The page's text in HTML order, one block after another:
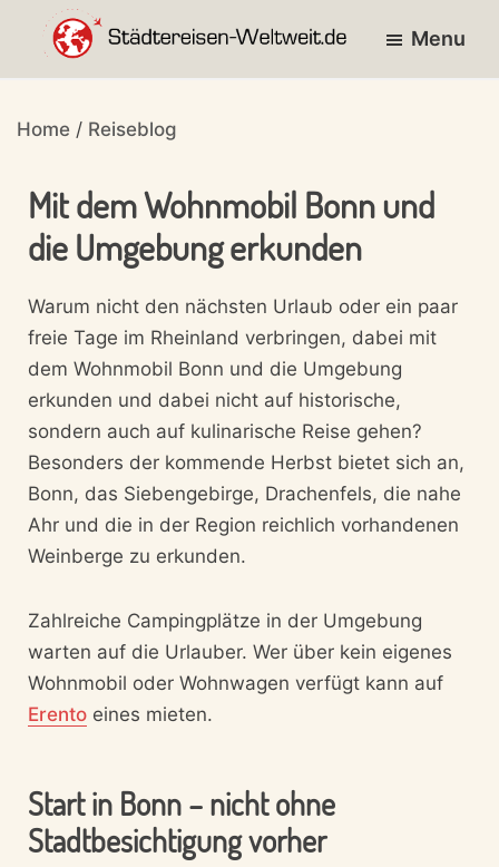
primary
main
footer
WELTWEIT.DE
entdecke
Städte
Welt!
Menu
Home / Reiseblog
Mit dem Wohnmobil Bonn und
die Umgebung erkunden
Warum nicht den nächsten Urlaub oder ein paar
freie Tage im Rheinland verbringen, dabei mit
dem Wohnmobil Bonn und die Umgebung
erkunden und dabei nicht auf historische,
sondern auch auf kulinarische Reise gehen?
Besonders der kommende Herbst bietet sich an,
Bonn, das Siebengebirge, Drachenfels, die nahe
Ahr und die in der Region reichlich vorhandenen
Weinberge zu erkunden.
Zahlreiche Campingplätze in der Umgebung
warten auf die Urlauber. Wer über kein eigenes
Wohnmobil oder Wohnwagen verfügt kann auf
Erento eines mieten.
Start in Bonn – nicht ohne
Stadtbesichtigung vorher